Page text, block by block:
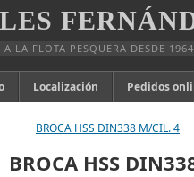
LA FLOTA PESQUERA DESDE 1964
Localización Pedidos
BROCA HSS DIN338 M/CIL. 4
BROCA HSS